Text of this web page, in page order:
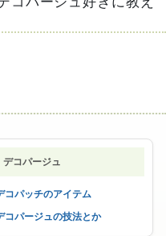
デコパージュ
コパッチのアイテム
コパージュの技法とか